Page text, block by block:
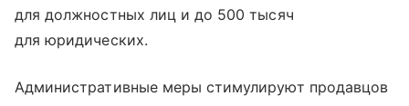
для должностных лиц и до 500 тысяч
для юридических.
Административные меры стимулируют продавцов